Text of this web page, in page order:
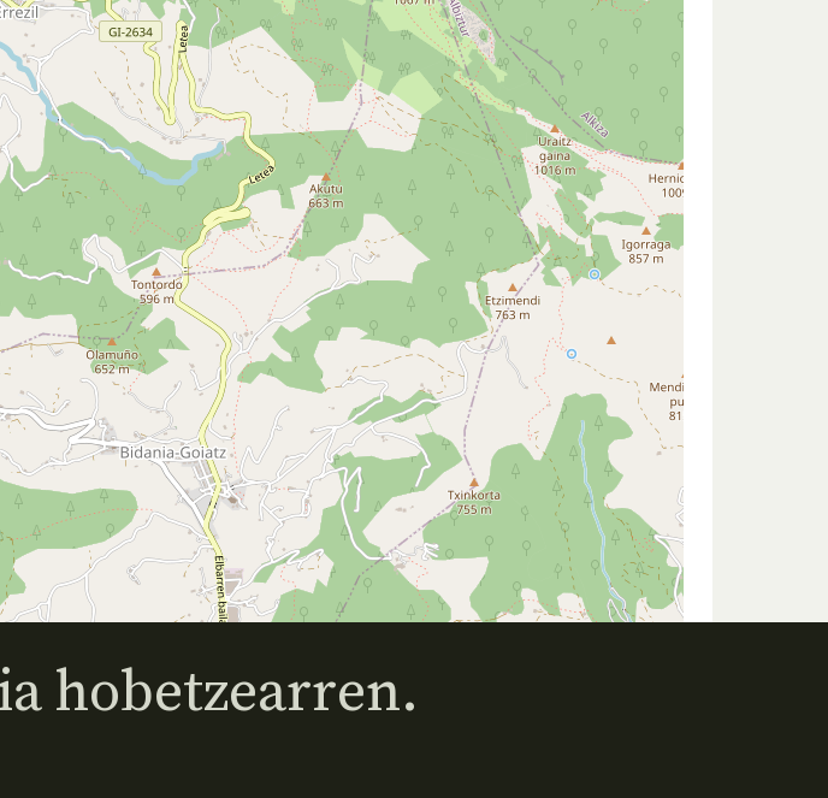
hobetzearren.